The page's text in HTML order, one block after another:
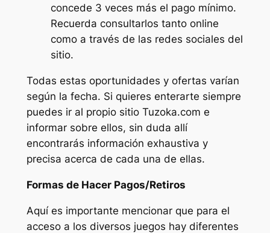
concede 3 veces más el pago mínimo.
Recuerda consultarlos tanto online
como a través de las redes sociales del
sitio.
Todas estas oportunidades y ofertas varían
según la fecha. Si quieres enterarte siempre
puedes ir al propio sitio Tuzoka.com e
informar sobre ellos, sin duda allí
encontrarás información exhaustiva y
precisa acerca de cada una de ellas.
Formas de Hacer Pagos/Retiros
Aquí es importante mencionar que para el
acceso a los diversos juegos hay diferentes